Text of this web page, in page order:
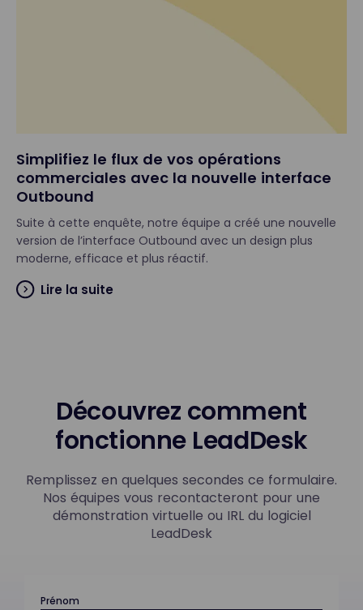
Simplifiez le flux de vos opérations
commerciales avec la nouvelle interface
Outbound
Suite à cette enquête, notre équipe a créé une nouvelle
version de l’interface Outbound avec un design plus
moderne, efficace et plus réactif.
Lire la suite
Découvrez comment
fonctionne LeadDesk
Remplissez en quelques secondes ce formulaire.
Nos équipes vous recontacteront pour une
démonstration virtuelle ou IRL du logiciel
LeadDesk
Prénom